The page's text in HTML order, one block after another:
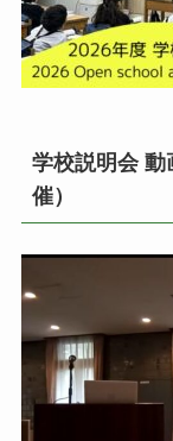
学校説明会 動
催）